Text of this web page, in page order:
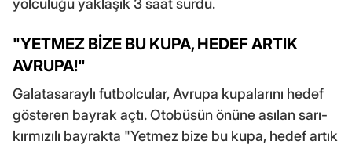
yolculuğu yaklaşık 3 saat sürdü.
"YETMEZ BİZE BU KUPA, HEDEF ARTIK
AVRUPA!"
Galatasaraylı futbolcular, Avrupa kupalarını hedef
gösteren bayrak açtı. Otobüsün önüne asılan sarı-
kırmızılı bayrakta "Yetmez bize bu kupa, hedef artık